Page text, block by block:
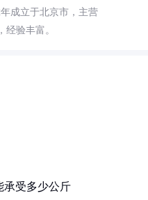
成立于北京市，主营
经验丰富。
承受多少公斤